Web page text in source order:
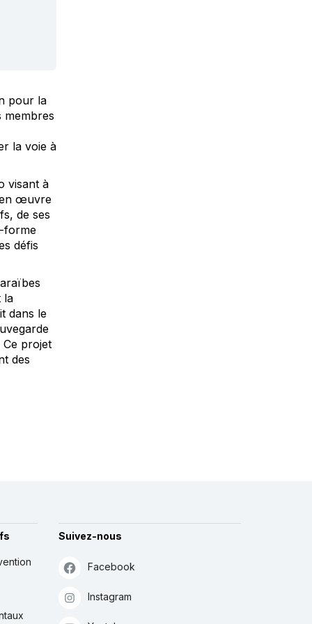
pour la
membres
la voie à
visant à
en œuvre
de ses
forme
défis
la
dans le
Ce projet
des
Suivez-nous
Facebook
Instagram